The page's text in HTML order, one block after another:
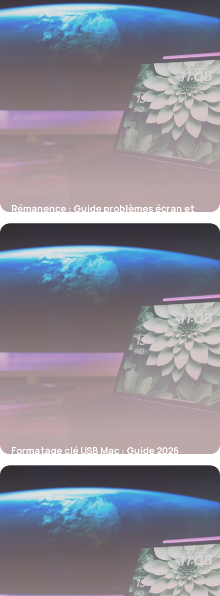
Rémanence : Guide problèmes écran et
solutions
Formatage clé USB Mac : Guide 2026
26 mai 2026